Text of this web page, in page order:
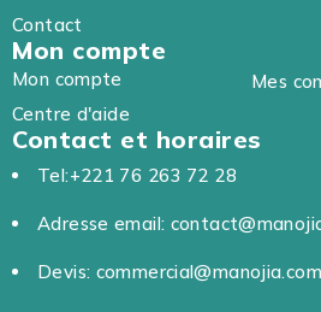
Contact
Mon compte
Mon compte
Mes
Centre d'aide
Contact et horaires
Tel:+221 76 263 72 28
Adresse email:
Devis: commercial@manojia.com